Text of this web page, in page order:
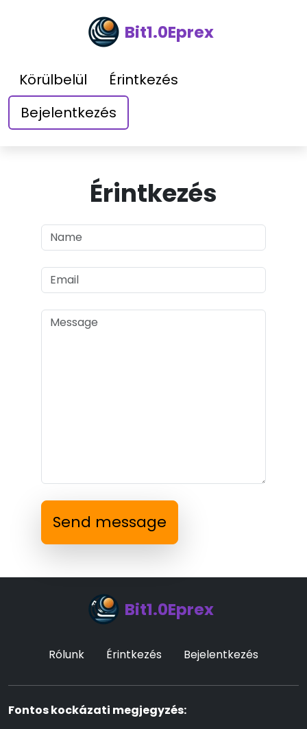
Bit1.0Eprex
Körülbelül
Érintkezés
Bejelentkezés
Érintkezés
Send message
Bit1.0Eprex
Rólunk Érintkezés Bejelentkezés
Fontos kockázati megjegyzés: